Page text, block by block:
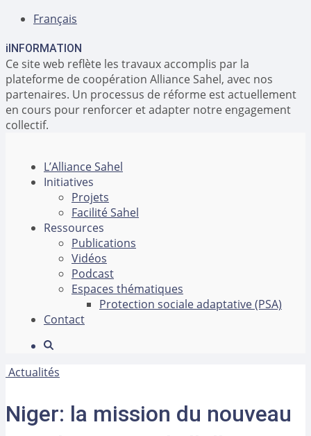
Français
i INFORMATION
Ce site web reflète les travaux accomplis par la
plateforme de coopération Alliance Sahel, avec nos
partenaires. Un processus de réforme est actuellement
en cours pour renforcer et adapter notre engagement
collectif.
L’Alliance Sahel
Initiatives
Projets
Facilité Sahel
Ressources
Publications
Vidéos
Podcast
Espaces thématiques
Protection sociale adaptative (PSA)
Contact
Actualités
Niger: la mission du nouveau